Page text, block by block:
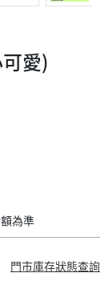
愛)
為準
門市庫存狀態查詢